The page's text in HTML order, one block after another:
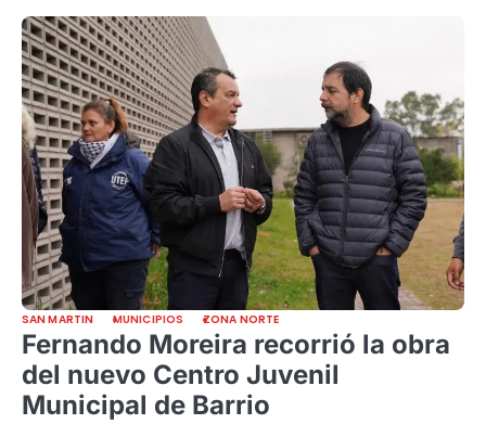
SAN MARTIN MUNICIPIOS ZONA NORTE
Fernando Moreira recorrió la obra
del nuevo Centro Juvenil
Municipal de Barrio